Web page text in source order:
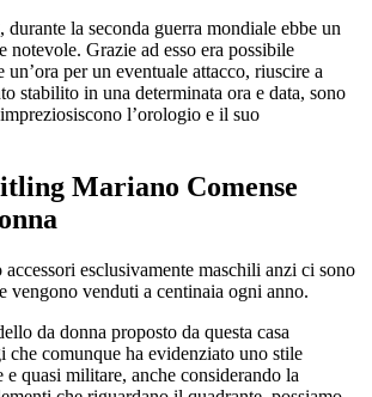
la seconda guerra mondiale ebbe un
Grazie ad esso era possibile
un’ora per un eventuale attacco, riuscire a
stabilito in una determinata ora e data, sono
l’orologio e il suo
Mariano Comense
esclusivamente maschili anzi ci sono
vengono venduti a centinaia ogni anno.
da donna proposto da questa casa
che comunque ha evidenziato uno stile
e quasi militare, anche considerando la